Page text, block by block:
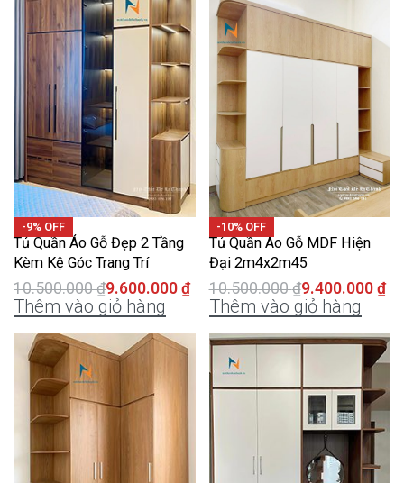
-9% OFF
Tủ Quần Áo Gỗ Đẹp 2 Tầng
Kèm Kệ Góc Trang Trí
10.500.000₫9.600.000 ₫
Thêm vào giỏ hàng
-10% OFF
Tủ Quần Áo Gỗ MDF Hiện
Đại 2m4x2m45
10.500.000₫9.400.000 ₫
Thêm vào giỏ hàng